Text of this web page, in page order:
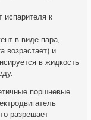
испарителя к
в виде пара,
возрастает) и
в жидкость
поршневые
разрешает